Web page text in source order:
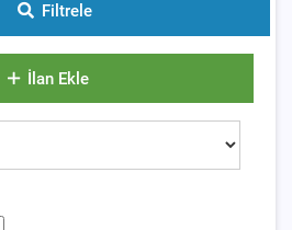
Filtrele
İlan Ekle